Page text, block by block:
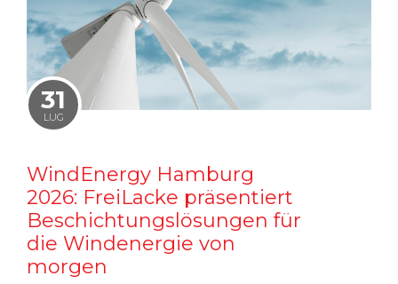
31
LUG
WindEnergy Hamburg
2026: FreiLacke präsentiert
Beschichtungslösungen für
die Windenergie von
morgen